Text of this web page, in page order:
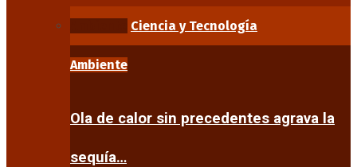
Ciencia y Tecnología
Ambiente
Ola de calor sin precedentes agrava la
sequía…